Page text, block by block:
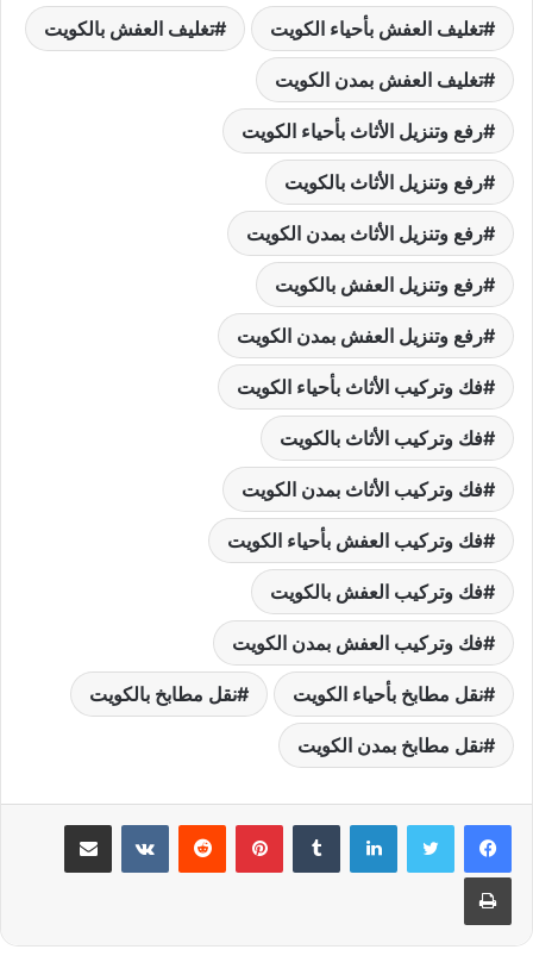
تغليف العفش بأحياء الكويت تغليف العفش بالكويت
تغليف العفش بمدن الكويت
رفع وتنزيل الأثاث بأحياء الكويت
رفع وتنزيل الأثاث بالكويت
رفع وتنزيل الأثاث بمدن الكويت
رفع وتنزيل العفش بالكويت
رفع وتنزيل العفش بمدن الكويت
فك وتركيب الأثاث بأحياء الكويت
فك وتركيب الأثاث بالكويت
فك وتركيب الأثاث بمدن الكويت
فك وتركيب العفش بأحياء الكويت
فك وتركيب العفش بالكويت
فك وتركيب العفش بمدن الكويت
نقل مطابخ بأحياء الكويت نقل مطابخ بالكويت
نقل مطابخ بمدن الكويت
لينكدإن بينتيريست مشاركة عبر البريد
طباعة